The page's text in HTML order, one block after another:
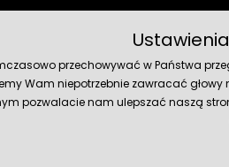
przechowywać w Państwa
Wam niepotrzebnie zawracać
pozwalacie nam ulepszać naszą